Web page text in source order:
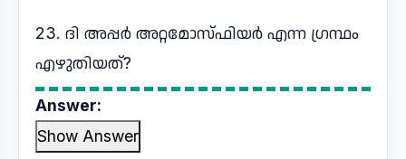
23. ദി അപ്പർ അറ്റമോസ്ഫിയർ എന്ന ഗ്രന്ഥം
എഴുതിയത്?
Answer:
Show Answer